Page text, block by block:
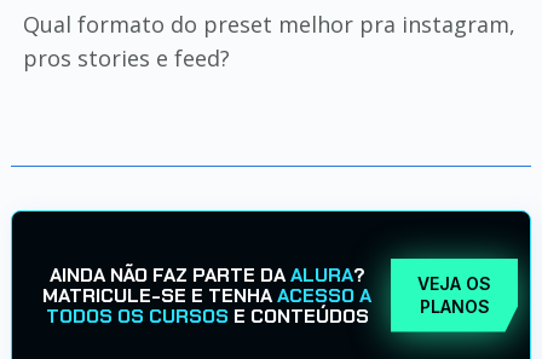
Qual formato do preset melhor pra instagram,
pros stories e feed?
AINDA NÃO FAZ PARTE DAALURA?
MATRICULE-SE E TENHAACESSO A
TODOS OS CURSOS E CONTEÚDOS
VEJA OS
PLANOS